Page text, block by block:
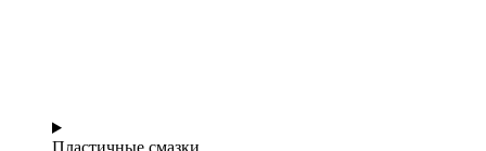
Пластичные смазки